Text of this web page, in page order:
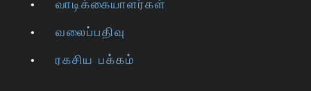
வாடிக்கையாளர்கள்
வலைப்பதிவு
ரகசிய பக்கம்